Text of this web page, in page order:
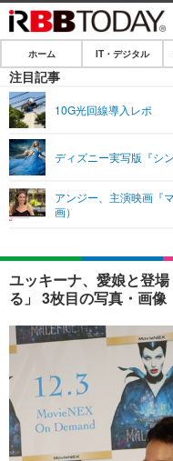
ホーム
IT・デジタル
ショッピング
SPEED TEST
エンタメ
エンタメTOP
音楽
ライフ
ライフTOP
ペット
その他
リリース一覧
プッシュ通知の停止方法
ホーム IT・デジタル
注目記事
10G光回線導入レポ
ディズニー実写版『シ
アンジー、主演映画『
画）
ユッキーナ、愛娘と登
る」 3枚目の写真・画像